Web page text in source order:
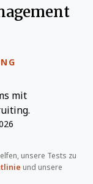
mit
unsere Tests zu
und unsere